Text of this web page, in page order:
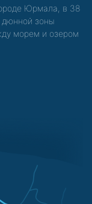
Юрмала, в 38
дюнной зоны
морем и озером